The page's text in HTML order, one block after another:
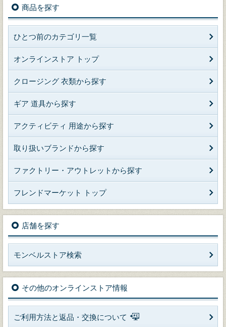
商品を探す
ひとつ前のカテゴリ一覧
オンラインストア トップ
クロージング 衣類から探す
ギア 道具から探す
アクティビティ 用途から探す
取り扱いブランドから探す
ファクトリー・アウトレットから探す
フレンドマーケット トップ
店舗を探す
モンベルストア検索
その他のオンラインストア情報
ご利用方法と返品・交換について